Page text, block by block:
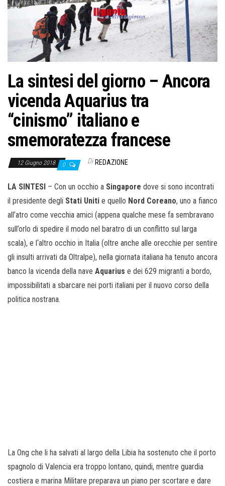
e
La sintesi del giorno – Ancora
vicenda Aquarius tra
“cinismo” italiano e
smemoratezza francese
12 Giugno 2018 0 Di REDAZIONE
LA SINTESI – Con un occhio a Singapore dove si sono incontrati
il presidente degli Stati Uniti e quello Nord Coreano, uno a fianco
all’atro come vecchia amici (appena qualche mese fa sembravano
sull’orlo di spedire il modo nel baratro di un conflitto sul larga
scala), e l‘altro occhio in Italia (oltre anche alle orecchie per sentire
gli insulti arrivati da Oltralpe), nella giornata italiana ha tenuto ancora
banco la vicenda della nave Aquarius e dei 629 migranti a bordo,
impossibilitati a sbarcare nei porti italiani per il nuovo corso della
politica nostrana.
La Ong che li ha salvati al largo della Libia ha sostenuto che il porto
spagnolo di Valencia era troppo lontano, quindi, mentre guardia
costiera e marina Militare preparava un piano per scortare e dare